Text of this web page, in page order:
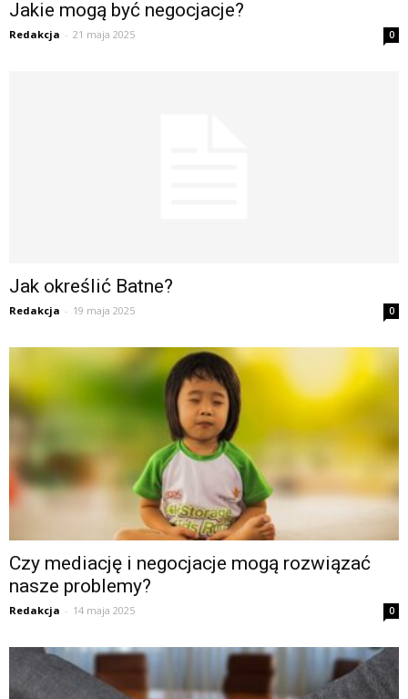
Jakie mogą być negocjacje?
Redakcja - 21 maja 2025 0
Jak określić Batne?
Redakcja - 19 maja 2025 0
Czy mediację i negocjacje mogą rozwiązać
nasze problemy?
Redakcja - 14 maja 2025 0